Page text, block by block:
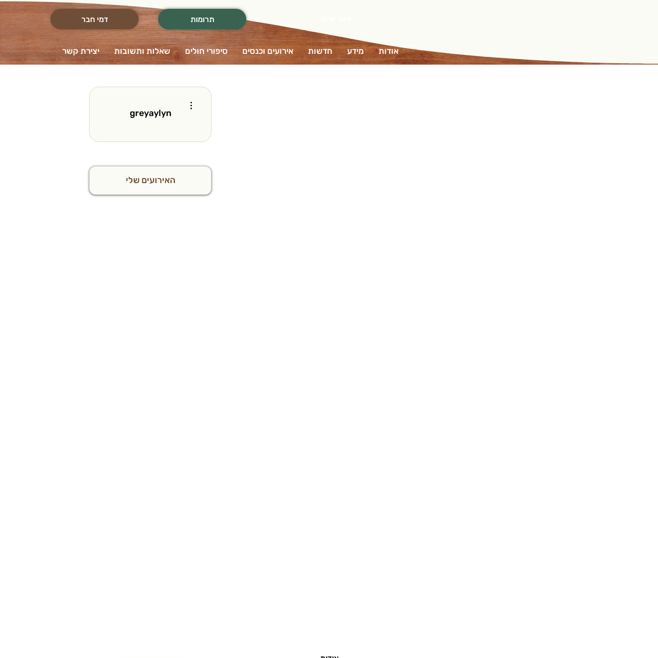
דמי חבר תרומות
אודות מידע חדשות אירועים וכנסים סיפורי חולים שאלות ותשובות יצירת קשר
greyaylyn
האירועים שלי